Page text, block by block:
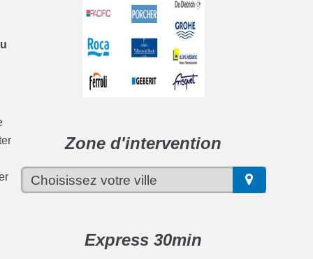
Zone d'intervention
Express 30min